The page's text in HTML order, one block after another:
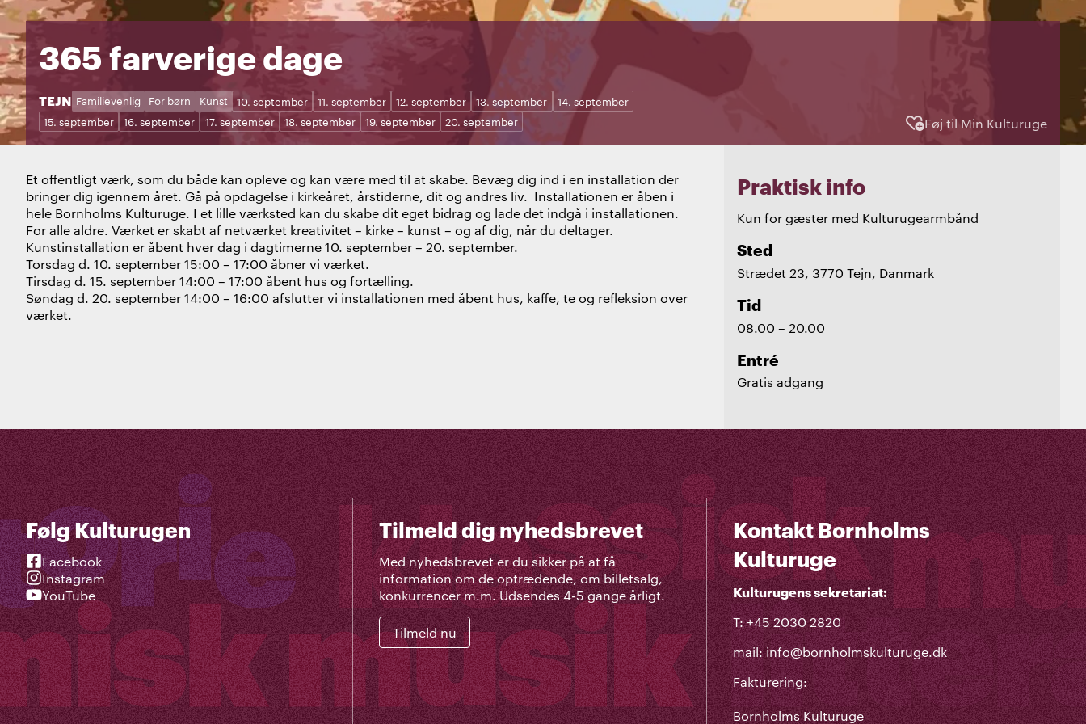
365 farverige dage
STED:
TEJN
Kategorier:Familievenlig For børn Kunst
Dage: 10. september 11. september 12. september 13. september
14. september
15. september
16. september 17. september 18. september 19. september 20. september Føj til Min Kulturuge
Et offentligt værk, som du både kan opleve og kan være med til at skabe. Bevæg dig ind i en installation der
bringer dig igennem året. Gå på opdagelse i kirkeåret, årstiderne, dit og andres liv. Installationen er åben i
hele Bornholms Kulturuge. I et lille værksted kan du skabe dit eget bidrag og lade det indgå i installationen.
For alle aldre. Værket er skabt af netværket kreativitet – kirke – kunst – og af dig, når du deltager.
Kunstinstallation er åbent hver dag i dagtimerne 10. september – 20. september.
Torsdag d. 10. september 15:00 – 17:00 åbner vi værket.
Tirsdag d. 15. september 14:00 – 17:00 åbent hus og fortælling.
Søndag d. 20. september 14:00 – 16:00 afslutter vi installationen med åbent hus, kaffe, te og refleksion over
værket.
Praktisk info
Kun for gæster med Kulturugearmbånd
Sted
Strædet 23, 3770 Tejn, Danmark
Tid
08.00 – 20.00
Entré
Gratis adgang
Følg Kulturugen
Facebook
Instagram
YouTube
Tilmeld dig nyhedsbrevet
Med nyhedsbrevet er du sikker på at få
information om de optrædende, om billetsalg,
konkurrencer m.m. Udsendes 4-5 gange årligt.
Tilmeld nu
Kontakt Bornholms
Kulturuge
Kulturugens sekretariat:
T: +45 2030 2820
mail:info@bornholmskulturuge.dk
Fakturering:
Bornholms Kulturuge